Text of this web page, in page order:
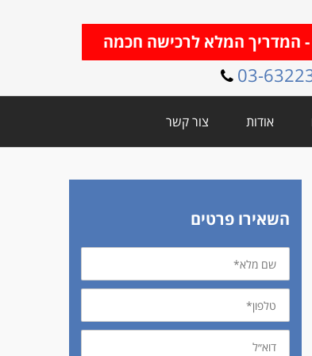
המדריך המלא לרכישה חכמה
03-
אודות צור קשר
השאירו פרטים
שם
מלא
טלפון
דוא״ל